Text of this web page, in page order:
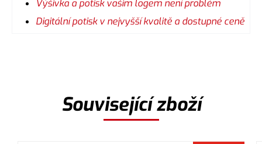
Výšivka a potisk vašim logem není problém
Digitální potisk v nejvyšší kvalitě a dostupné ceně
Související zboží